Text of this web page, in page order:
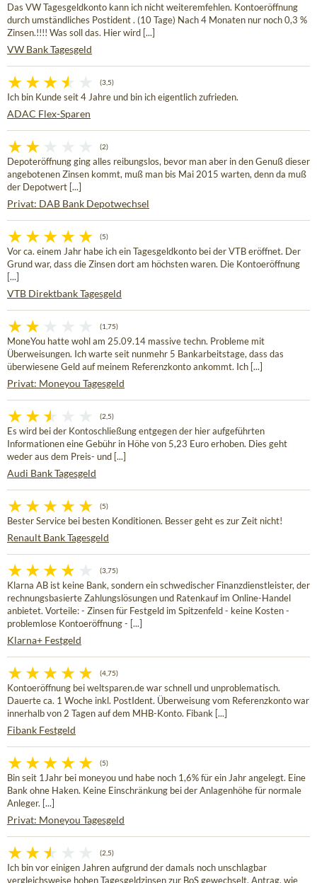
Das VW Tagesgeldkonto kann ich nicht weiteremfehlen. Kontoeröffnung
durch umständliches Postident . (10 Tage) Nach 4 Monaten nur noch 0,3 %
Zinsen.!!!! Was soll das. Hier wird [...]
VW Bank Tagesgeld
(3,5)
Ich bin Kunde seit 4 Jahre und bin ich eigentlich zufrieden.
ADAC Flex-Sparen
(2)
Depoteröffnung ging alles reibungslos, bevor man aber in den Genuß dieser
angebotenen Zinsen kommt, muß man bis Mai 2015 warten, denn da muß
der Depotwert [...]
Privat: DAB Bank Depotwechsel
(5)
Vor ca. einem Jahr habe ich ein Tagesgeldkonto bei der VTB eröffnet. Der
Grund war, dass die Zinsen dort am höchsten waren. Die Kontoeröffnung
[...]
VTB Direktbank Tagesgeld
(1,75)
MoneYou hatte wohl am 25.09.14 massive techn. Probleme mit
Überweisungen. Ich warte seit nunmehr 5 Bankarbeitstage, dass das
überwiesene Geld auf meinem Referenzkonto ankommt. Ich [...]
Privat: Moneyou Tagesgeld
(2,5)
Es wird bei der Kontoschließung entgegen der hier aufgeführten
Informationen eine Gebühr in Höhe von 5,23 Euro erhoben. Dies geht
weder aus dem Preis- und [...]
Audi Bank Tagesgeld
(5)
Bester Service bei besten Konditionen. Besser geht es zur Zeit nicht!
Renault Bank Tagesgeld
(3,75)
Klarna AB ist keine Bank, sondern ein schwedischer Finanzdienstleister, der
rechnungsbasierte Zahlungslösungen und Ratenkauf im Online-Handel
anbietet. Vorteile: - Zinsen für Festgeld im Spitzenfeld - keine Kosten -
problemlose Kontoeröffnung - [...]
Klarna+ Festgeld
(4,75)
Kontoeröffnung bei weltsparen.de war schnell und unproblematisch.
Dauerte ca. 1 Woche inkl. PostIdent. Überweisung vom Referenzkonto war
innerhalb von 2 Tagen auf dem MHB-Konto. Fibank [...]
Fibank Festgeld
(5)
Bin seit 1Jahr bei moneyou und habe noch 1,6% für ein Jahr angelegt. Eine
Bank ohne Haken. Keine Einschränkung bei der Anlagenhöhe für normale
Anleger. [...]
Privat: Moneyou Tagesgeld
(2,5)
Ich bin vor einigen Jahren aufgrund der damals noch unschlagbar
vergleichsweise hohen Tagesgeldzinsen zur BoS gewechselt. Antrag, wie